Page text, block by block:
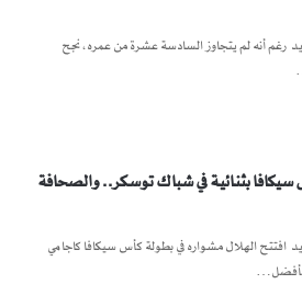
رغم أنه لم يتجاوز السادسة عشرة من عمره، نجح
بثنائية في شباك توسكر.. والصحافة
افتتح الهلال مشواره في بطولة كأس سيكافا كاجامي